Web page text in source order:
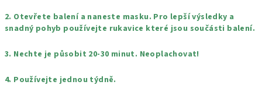
2. Otevřete balení a naneste masku. Pro lepší výsledky a
snadný pohyb používejte rukavice které jsou součásti balení.
3. Nechte je působit 20-30 minut. Neoplachovat!
4. Používejte jednou týdně.